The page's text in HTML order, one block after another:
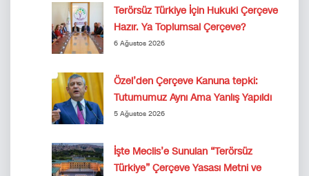
Terörsüz Türkiye İçin Hukuki Çerçeve
Hazır. Ya Toplumsal Çerçeve?
6 Ağustos 2026
Özel’den Çerçeve Kanuna tepki:
Tutumumuz Aynı Ama Yanlış Yapıldı
5 Ağustos 2026
İşte Meclis’e Sunulan “Terörsüz
Türkiye” Çerçeve Yasası Metni ve